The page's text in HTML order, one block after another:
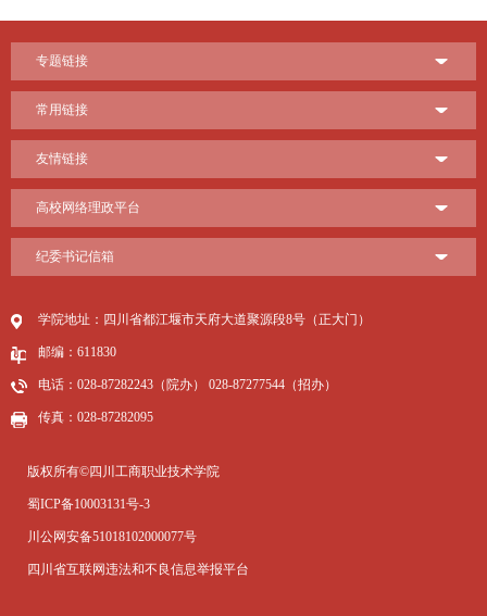
专题链接
常用链接
友情链接
高校网络理政平台
纪委书记信箱
学院地址：四川省都江堰市天府大道聚源段8号（正大门）
邮编：611830
电话：028-87282243（院办） 028-87277544（招办）
传真：028-87282095
版权所有©四川工商职业技术学院
蜀ICP备10003131号-3
川公网安备51018102000077号
四川省互联网违法和不良信息举报平台